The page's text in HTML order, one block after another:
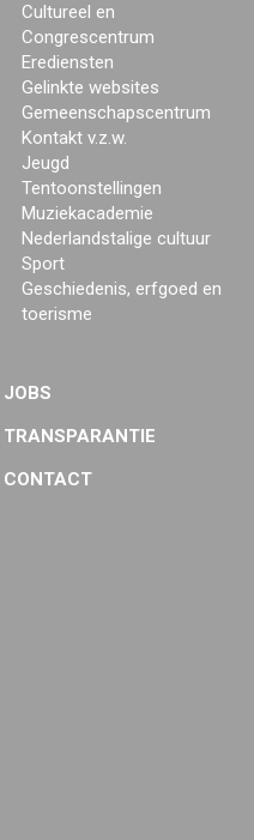
Cultureel en
Congrescentrum
Erediensten
Gelinkte websites
Gemeenschapscentrum
Kontakt v.z.w.
Jeugd
Tentoonstellingen
Muziekacademie
Nederlandstalige cultuur
Sport
Geschiedenis, erfgoed en
toerisme
JOBS
TRANSPARANTIE
CONTACT